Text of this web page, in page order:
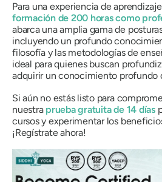
Para una experiencia de
formación de 200 horas como
abarca una amplia gama de
incluyendo un profundo
filosofía y las metodologías de
ideal para quienes buscan
adquirir un conocimiento profundo
Si aún no estás listo para
nuestra prueba gratuita de 14 días
cursos y experimentar los
¡Regístrate ahora!